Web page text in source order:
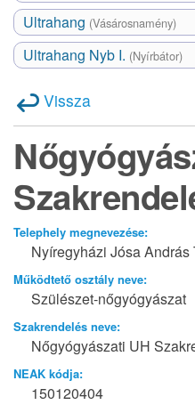
Ultrahang (Vásárosnamény)
Ultrahang Nyb I. (Nyírbátor)
Vissza
Telephely megnevezése:
Nyíregyházi Jósa András
Működtető osztály neve:
Szülészet-nőgyógyászat
Szakrendelés neve:
Nőgyógyászati UH
NEAK kódja:
150120404